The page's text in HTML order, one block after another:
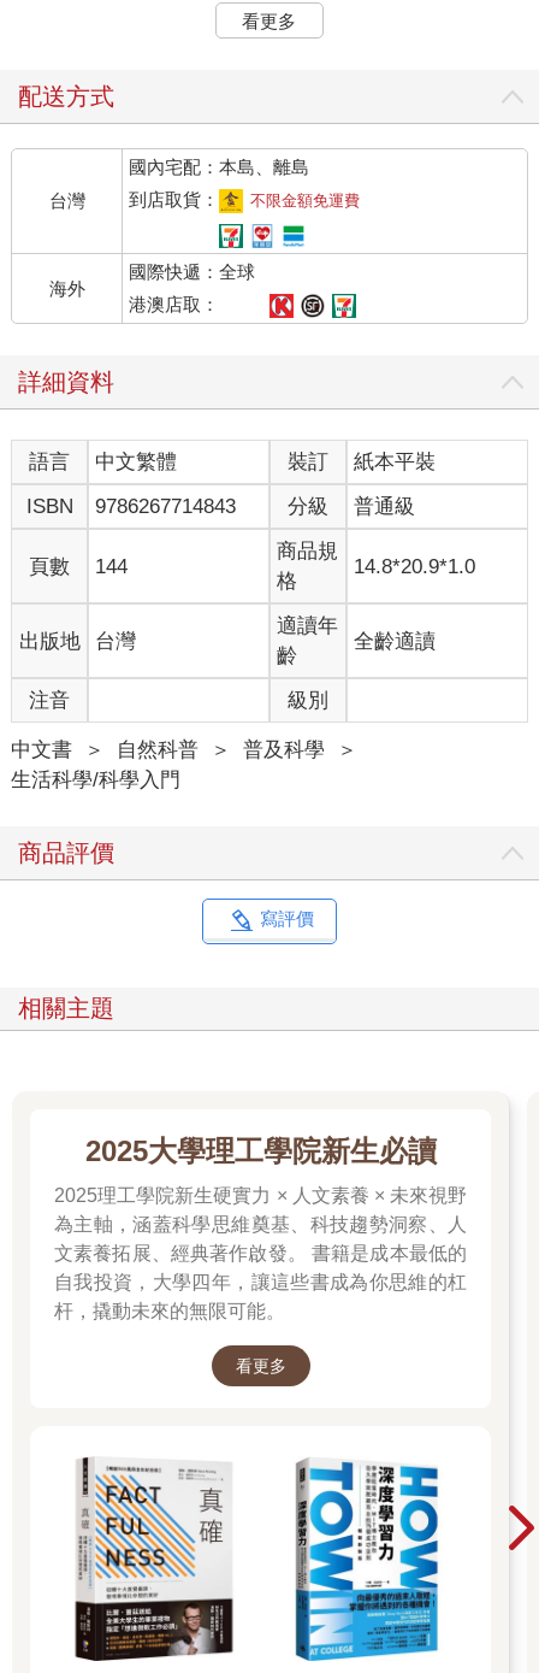
稱，叫做「感覺測試用茶湯準備法」（Tea-Preparation of Liquor
for Use in Sensory Tests）。ISO並沒有宣稱這種泡茶方法萬無一
讓評鑑過程容易許多。
這些標準包括：
●茶壺應以陶瓷製成，小茶壺的重量應為118公克，大茶壺則為
200公克（可容許幾公克的誤差）。
●茶壺內注入剛煮沸的滾水，水位達蓋子下方4到6公釐左右的高
度。
●茶葉應浸泡六分鐘。
●如果要加牛奶，應先將牛奶倒入茶杯中，以免滾燙的「茶湯」把
牛奶加熱到將近沸騰的溫度。ISO指出，並非一定得添加牛奶，
化學家也被捲進了這場泡好茶的論戰。二○○三年，英國皇家化學
學會（Royal Society of Chemistry, RSC）對外發表了他們的泡茶
「配方」。
使用新鮮的水
學會建議使用新鮮的軟水泡茶。羅浮堡大學（Loughborough
University）的安德魯．史塔普利博士（Andrew Stapley）補充
道：「水煮沸後，溶於水中的氧氣多少會流失，而溶氧量攸關能
否帶出茶的風味，相當重要。」因為硬水中的礦物質成分較多，
會影響茶葉成分的溶解，使泡出來的茶湯風味較淡。此外，如果
用硬水泡茶，比較容易產生浮渣，最後也會留下比較多的茶垢。
茶壺維持在完美狀態
接下來，RSC建議先在茶壺中倒入少許的水，放進微波爐暖壺，
而且應該使用陶瓷茶壺，才不會汙染茶的風味。等到泡茶的水煮
沸時，再將茶壺中的水倒掉。
適度浸泡
久就會有越多咖啡因溶入茶中，這是以訛傳訛的迷思。咖啡因這
種物質的溶解速度相對快速，在浸泡的第一分鐘內多半就已溶入
水中。額外浸泡的時間是為了溶出多酚化合物（單寧），使茶具
有顏色和滋味。但要是泡過了頭，溶出過量的單寧，就會導致後
加牛奶的訣竅
如果要泡出「豐潤迷人的色澤」，RSC建議應先在茶杯中加入牛
另外，在非關科學的補充說明中，RSC認為茶的入口溫度最好維
看更多
配送方式
台灣
國內宅配：本島、離島
到店取貨：
不限金額免運費
海外
國際快遞：全球
港澳店取：
詳細資料
語言 中文繁體 裝訂
紙本平裝
ISBN
9786267714843 分級 普通級
頁數 144
商品規
格
14.8*20.9*1.0
出版地 台灣
適讀年
齡
全齡適讀
注音 級別
中文書 ＞ 自然科普 ＞ 普及科學
＞
生活科學/科學入門
商品評價
寫評價
相關主題
2025大學理工學院新生必讀
2025理工學院新生硬實力 × 人文素養 × 未來視野
為主軸，涵蓋科學思維奠基、科技趨勢洞察、人
文素養拓展、經典著作啟發。 書籍是成本最低的
自我投資，大學四年，讓這些書成為你思維的杠
杆，撬動未來的無限可能。
看更多